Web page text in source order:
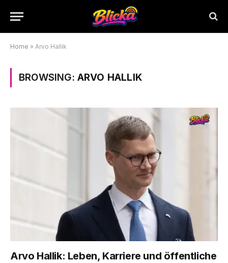
Home » Arvo Hallik
BROWSING: ARVO HALLIK
Arvo Hallik: Leben, Karriere und öffentliche